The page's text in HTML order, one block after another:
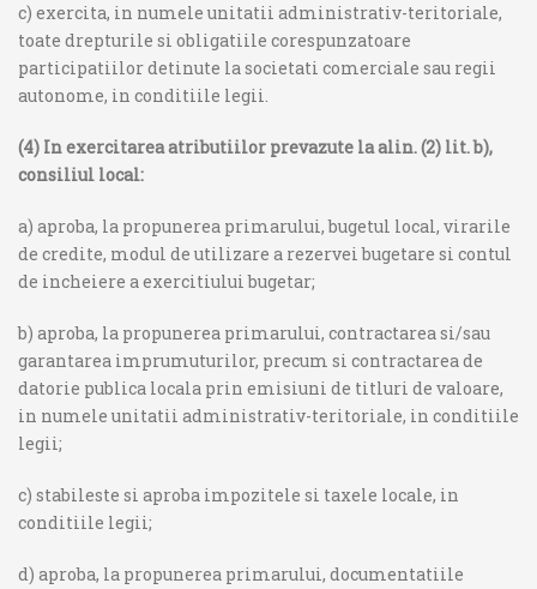
c) exercita, in numele unitatii administrativ-teritoriale,
toate drepturile si obligatiile corespunzatoare
participatiilor detinute la societati comerciale sau regii
autonome, in conditiile legii.
(4) In exercitarea atributiilor prevazute la alin. (2) lit. b),
consiliul local:
a) aproba, la propunerea primarului, bugetul local, virarile
de credite, modul de utilizare a rezervei bugetare si contul
de incheiere a exercitiului bugetar;
b) aproba, la propunerea primarului, contractarea si/sau
garantarea imprumuturilor, precum si contractarea de
datorie publica locala prin emisiuni de titluri de valoare,
in numele unitatii administrativ-teritoriale, in conditiile
legii;
c) stabileste si aproba impozitele si taxele locale, in
conditiile legii;
d) aproba, la propunerea primarului, documentatiile